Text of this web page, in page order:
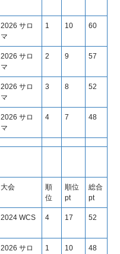
2026 サロ
マ
1 10 60
2026 サロ
マ
2 9 57
2026 サロ
マ
3 8 52
2026 サロ
マ
4 7 48
大会
順
位
順位
pt
総合
pt
2024 WCS 4 17 52
2026 サロ
1 10 48